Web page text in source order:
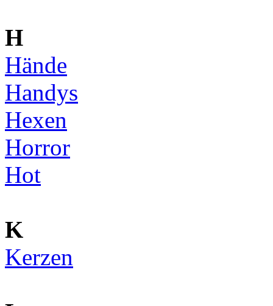
H
Hände
Handys
Hexen
Horror
Hot
K
Kerzen